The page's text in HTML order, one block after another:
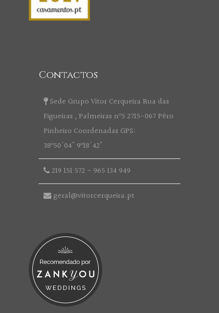
Contactos
Sede Grupo Vitor Cerqueira Rua das
Figueiras , Palmeiras nº5 2715-067 Pêro
Pinheiro Coordenadas GPS:
38º50'04" 9º18'42"
219 151 572 - 965 134 949
geral@vitorcerqueira.pt